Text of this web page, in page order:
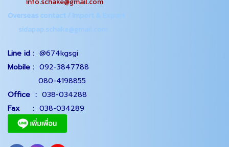
Overseas contact / Import & Export
sidapap.schake@gmail.com
Line id : @674kgsgi
Mobile : 092-3847788
080-4198855
Office : 038-034288
Fax : 038-034289